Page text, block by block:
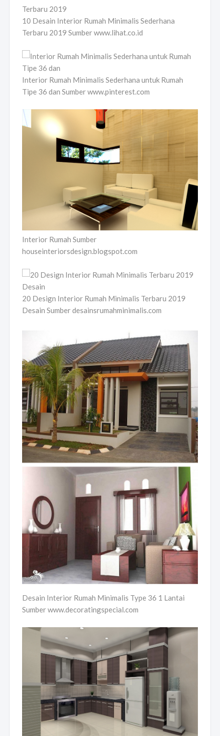
10 Desain Interior Rumah Minimalis Sederhana
Terbaru 2019 Sumber www.lihat.co.id
Interior Rumah Minimalis Sederhana untuk Rumah
Tipe 36 dan Sumber www.pinterest.com
Interior Rumah Sumber
houseinteriorsdesign.blogspot.com
20 Design Interior Rumah Minimalis Terbaru 2019
Desain Sumber desainsrumahminimalis.com
Desain Interior Rumah Minimalis Type 36 1 Lantai
Sumber www.decoratingspecial.com